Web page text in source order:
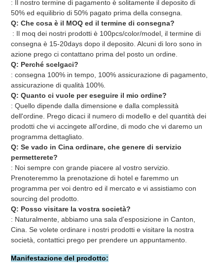
: Il nostro termine di pagamento è solitamente il deposito di
50% ed equilibrio di 50% pagato prima della consegna.
Q: Che cosa è il MOQ ed il termine di consegna?
: Il moq dei nostri prodotti è 100pcs/color/model, il termine di
consegna è 15-20days dopo il deposito. Alcuni di loro sono in
azione prego ci contattano prima del posto un ordine.
Q: Perché scelgaci?
: consegna 100% in tempo, 100% assicurazione di pagamento,
assicurazione di qualità 100%.
Q: Quanto ci vuole per eseguire il mio ordine?
: Quello dipende dalla dimensione e dalla complessità
dell'ordine. Prego dicaci il numero di modello e del quantità dei
prodotti che vi accingete all'ordine, di modo che vi daremo un
programma dettagliato.
Q: Se vado in Cina ordinare, che genere di servizio
permetterete?
: Noi sempre con grande piacere al vostro servizio.
Prenoteremmo la prenotazione di hotel e faremmo un
programma per voi dentro ed il mercato e vi assistiamo con
sourcing del prodotto.
Q: Posso visitare la vostra società?
: Naturalmente, abbiamo una sala d'esposizione in Canton,
Cina. Se volete ordinare i nostri prodotti e visitare la nostra
società, contattici prego per prendere un appuntamento.
Manifestazione del prodotto: